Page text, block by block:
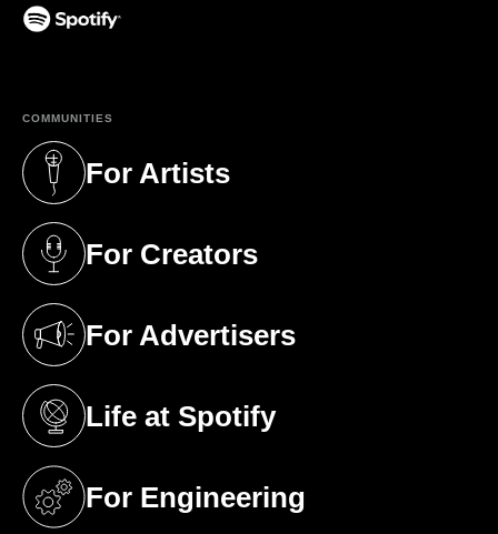
COMMUNITIES
For Artists
(opens in a new tab)
For Creators
(opens in a new tab)
For Advertisers
(opens in a new tab)
Life at Spotify
(opens in a new tab)
For Engineering
(opens in a new tab)